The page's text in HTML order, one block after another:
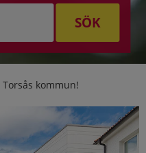
SÖK
kommun!